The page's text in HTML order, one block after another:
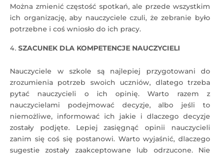
Można zmienić częstość spotkań, ale przede wszystkim
ich organizację, aby nauczyciele czuli, że zebranie było
potrzebne i coś wniosło do ich pracy.
SZACUNEK DLA KOMPETENCJE NAUCZYCIELI
Nauczyciele w szkole są najlepiej przygotowani do
zrozumienia potrzeb swoich uczniów, dlatego trzeba
pytać nauczycieli o ich opinię. Warto razem z
nauczycielami podejmować decyzje, albo jeśli to
niemożliwe, informować ich jakie i dlaczego decyzje
zostały podjęte. Lepiej zasięgnąć opinii nauczycieli
zanim się coś się postanowi. Warto wyjaśnić, dlaczego
sugestie zostały zaakceptowane lub odrzucone. Nie